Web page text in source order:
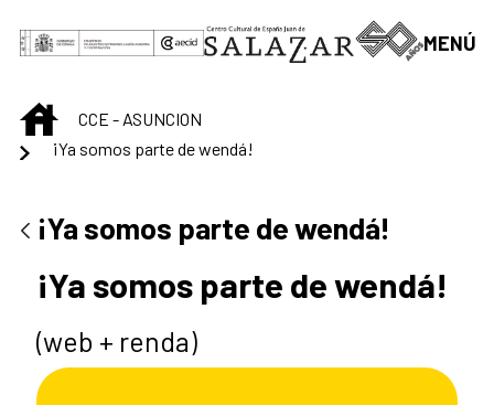
MENÚ
INICIOCCE - ASUNCION
¡Ya somos parte de wendá!
¡Ya somos parte de wendá!
¡Ya somos parte de wendá!
(web + renda)